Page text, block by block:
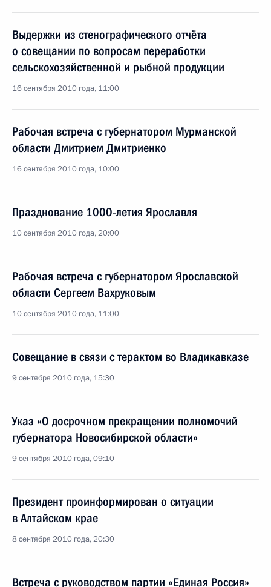
Выдержки из стенографического отчёта
о совещании по вопросам переработки
сельскохозяйственной и рыбной продукции
16 сентября 2010 года, 11:00
Рабочая встреча с губернатором Мурманской
области Дмитрием Дмитриенко
16 сентября 2010 года, 10:00
Празднование 1000-летия Ярославля
10 сентября 2010 года, 20:00
Рабочая встреча с губернатором Ярославской
области Сергеем Вахруковым
10 сентября 2010 года, 11:00
Совещание в связи с терактом во Владикавказе
9 сентября 2010 года, 15:30
Указ «О досрочном прекращении полномочий
губернатора Новосибирской области»
9 сентября 2010 года, 09:10
Президент проинформирован о ситуации
в Алтайском крае
8 сентября 2010 года, 20:30
Встреча с руководством партии «Единая Россия»